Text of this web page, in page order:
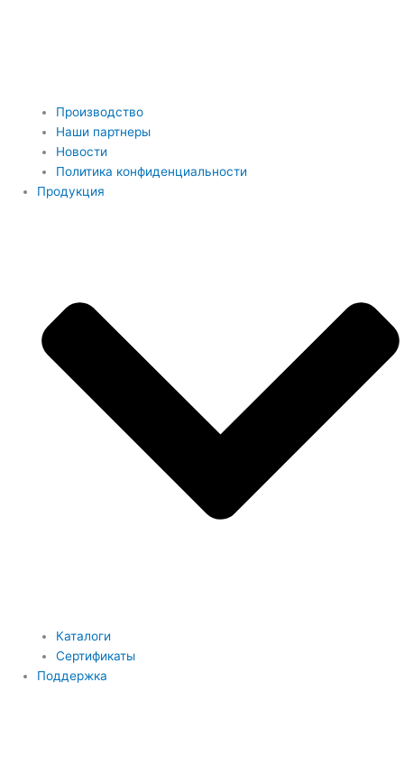
Производство
Наши партнеры
Новости
Политика конфиденциальности
Продукция
Каталоги
Сертификаты
Поддержка